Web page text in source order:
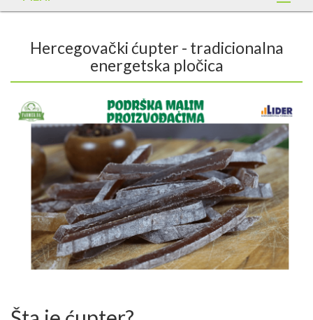
Hercegovački ćupter - tradicionalna
energetska pločica